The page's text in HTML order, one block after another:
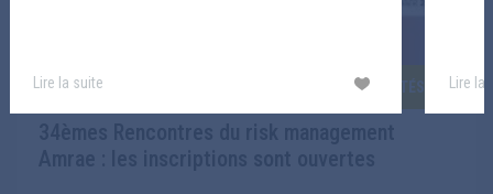
ACTUALITÉS
Lire la suite Lire